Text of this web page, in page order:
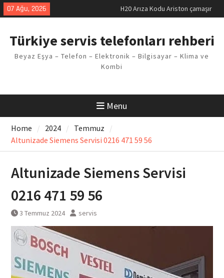
Skip
to
07 Ağu, 2026
H20 Arıza Kodu Ariston çamaşır
makinesi Sorunu
Arçelik buzdolabı F5 Hatası
Vaillant çamaşır makinesi E03
Arıza Kodu
Türkiye servis telefonları rehberi
Beyaz Eşya – Telefon – Elektronik – Bilgisayar – Klima ve
Kombi
Menu
Home 2024
Temmuz
Altunizade Siemens Servisi 0216 471 59 56
Altunizade Siemens Servisi
0216 471 59 56
3 Temmuz 2024 servis